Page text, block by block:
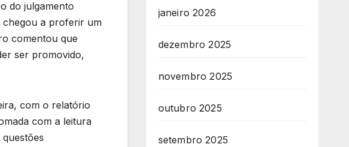
do julgamento
chegou a proferir um
comentou que
ser promovido,
com o relatório
com a leitura
janeiro 2026
dezembro 2025
novembro 2025
outubro 2025
setembro 2025